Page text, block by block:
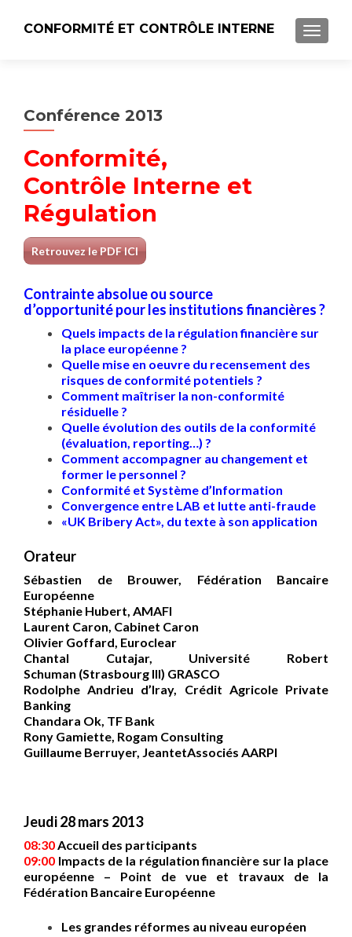
CONFORMITÉ ET CONTRÔLE INTERNE
Conférence 2013
Conformité,
Contrôle Interne et
Régulation
Retrouvez le PDF ICI
Contrainte absolue ou source
d’opportunité pour les institutions financières ?
Quels impacts de la régulation financière sur
la place européenne ?
Quelle mise en oeuvre du recensement des
risques de conformité potentiels ?
Comment maîtriser la non-conformité
résiduelle ?
Quelle évolution des outils de la conformité
(évaluation, reporting…) ?
Comment accompagner au changement et
former le personnel ?
Conformité et Système d’Information
Convergence entre LAB et lutte anti-fraude
«UK Bribery Act», du texte à son application
Orateur
Sébastien de Brouwer, Fédération Bancaire
Européenne
Stéphanie Hubert, AMAFI
Laurent Caron, Cabinet Caron
Olivier Goffard, Euroclear
Chantal Cutajar, Université Robert
Schuman (Strasbourg III) GRASCO
Rodolphe Andrieu d’Iray, Crédit Agricole Private
Banking
Chandara Ok, TF Bank
Rony Gamiette, Rogam Consulting
Guillaume Berruyer, JeantetAssociés AARPI
Jeudi 28 mars 2013
08:30Accueil des participants
09:00 Impacts de la régulation financière sur la place
européenne – Point de vue et travaux de la
Fédération Bancaire Européenne
Les grandes réformes au niveau européen